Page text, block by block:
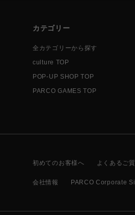
カテゴリー
全カテゴリーから探す
culture TOP
POP-UP SHOP TOP
PARCO GAMES TOP
初めてのお客様へ よくあるご
会社情報 PARCO Corporate